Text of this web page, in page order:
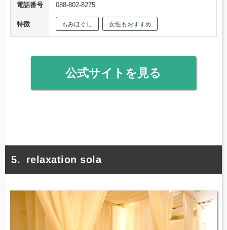
電話番号
088-802-8275
特徴 もみほぐし 女性もおすすめ
公式サイトを見る
relaxation sola